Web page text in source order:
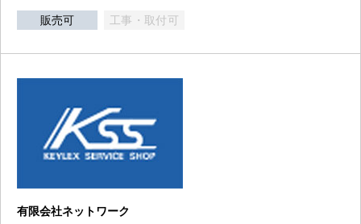
販売可 工事・取付可
有限会社ネットワーク